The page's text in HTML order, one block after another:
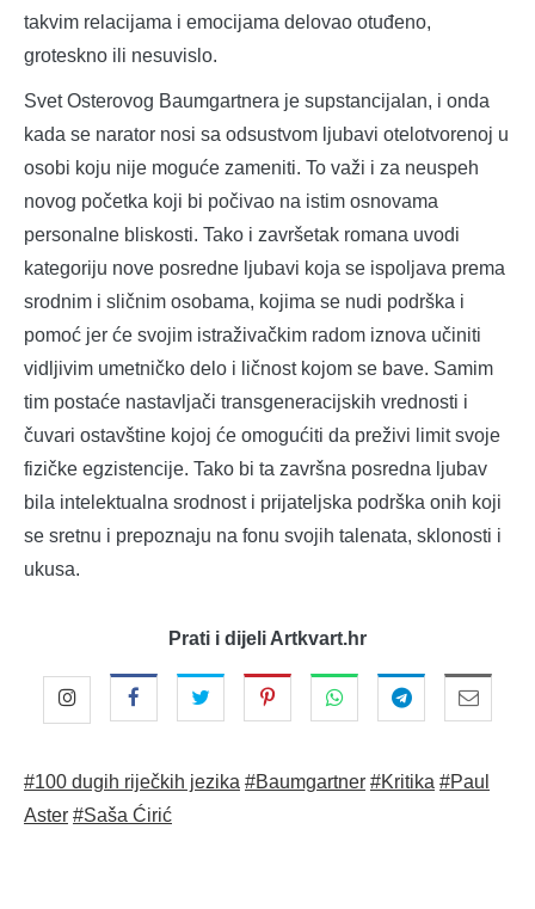
takvim relacijama i emocijama delovao otuđeno,
groteskno ili nesuvislo.
Svet Osterovog Baumgartnera je supstancijalan, i onda
kada se narator nosi sa odsustvom ljubavi otelotvorenoj u
osobi koju nije moguće zameniti. To važi i za neuspeh
novog početka koji bi počivao na istim osnovama
personalne bliskosti. Tako i završetak romana uvodi
kategoriju nove posredne ljubavi koja se ispoljava prema
srodnim i sličnim osobama, kojima se nudi podrška i
pomoć jer će svojim istraživačkim radom iznova učiniti
vidljivim umetničko delo i ličnost kojom se bave. Samim
tim postaće nastavljači transgeneracijskih vrednosti i
čuvari ostavštine kojoj će omogućiti da preživi limit svoje
fizičke egzistencije. Tako bi ta završna posredna ljubav
bila intelektualna srodnost i prijateljska podrška onih koji
se sretnu i prepoznaju na fonu svojih talenata, sklonosti i
ukusa.
Prati i dijeli Artkvart.hr
#100 dugih riječkih jezika #Baumgartner #Kritika #Paul
Aster #Saša Ćirić